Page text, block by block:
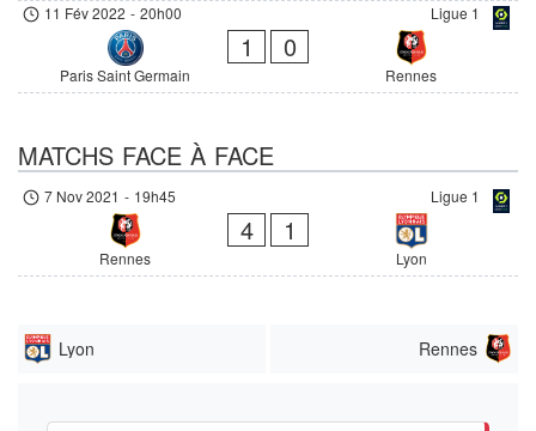
Ligue 1
11 Fév 2022 - 20h00
Paris Saint Germain
1 0
Rennes
MATCHS FACE À FACE
Ligue 1
7 Nov 2021 - 19h45
Rennes
4 1
Lyon
Lyon Rennes